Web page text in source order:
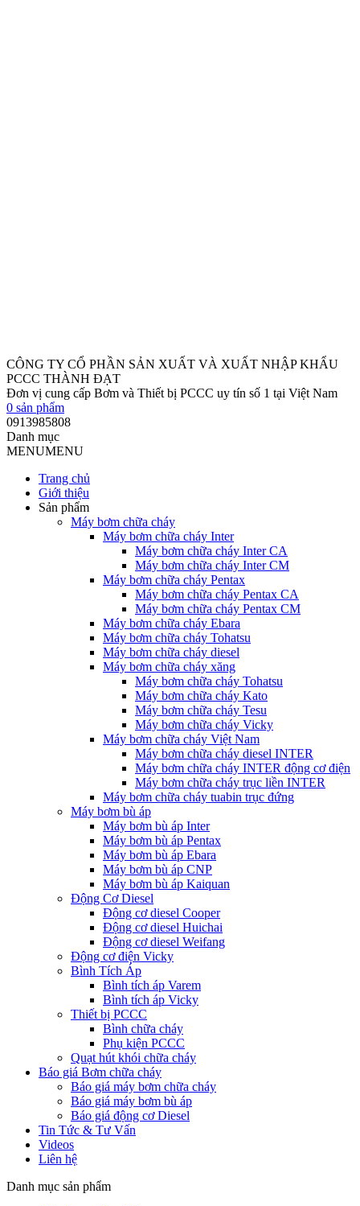
CÔNG TY CỔ PHẦN SẢN XUẤT VÀ XUẤT NHẬP KHẨU
PCCC THÀNH ĐẠT
Đơn vị cung cấp Bơm và Thiết bị PCCC uy tín số 1 tại Việt Nam
0 sản phẩm
0913985808
Danh mục
MENUMENU
Trang chủ
Giới thiệu
Sản phẩm
Máy bơm chữa cháy
Máy bơm chữa cháy Inter
Máy bơm chữa cháy Inter CA
Máy bơm chữa cháy Inter CM
Máy bơm chữa cháy Pentax
Máy bơm chữa cháy Pentax CA
Máy bơm chữa cháy Pentax CM
Máy bơm chữa cháy Ebara
Máy bơm chữa cháy Tohatsu
Máy bơm chữa cháy diesel
Máy bơm chữa cháy xăng
Máy bơm chữa cháy Tohatsu
Máy bơm chữa cháy Kato
Máy bơm chữa cháy Tesu
Máy bơm chữa cháy Vicky
Máy bơm chữa cháy Việt Nam
Máy bơm chữa cháy diesel INTER
Máy bơm chữa cháy INTER động cơ điện
Máy bơm chữa cháy trục liền INTER
Máy bơm chữa cháy tuabin trục đứng
Máy bơm bù áp
Máy bơm bù áp Inter
Máy bơm bù áp Pentax
Máy bơm bù áp Ebara
Máy bơm bù áp CNP
Máy bơm bù áp Kaiquan
Động Cơ Diesel
Động cơ diesel Cooper
Động cơ diesel Huichai
Động cơ diesel Weifang
Động cơ điện Vicky
Bình Tích Áp
Bình tích áp Varem
Bình tích áp Vicky
Thiết bị PCCC
Bình chữa cháy
Phụ kiện PCCC
Quạt hút khói chữa cháy
Báo giá Bơm chữa cháy
Báo giá máy bơm chữa cháy
Báo giá máy bơm bù áp
Báo giá động cơ Diesel
Tin Tức & Tư Vấn
Videos
Liên hệ
Danh mục sản phẩm